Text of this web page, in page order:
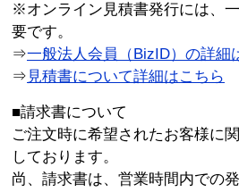
※オンライン見積書発行には、
要です。
⇒一般法人会員（BizID）の詳細
⇒ 見積書について詳細はこちら
■請求書について
ご注文時に希望されたお客様に
しております。
尚、請求書は、営業時間内での